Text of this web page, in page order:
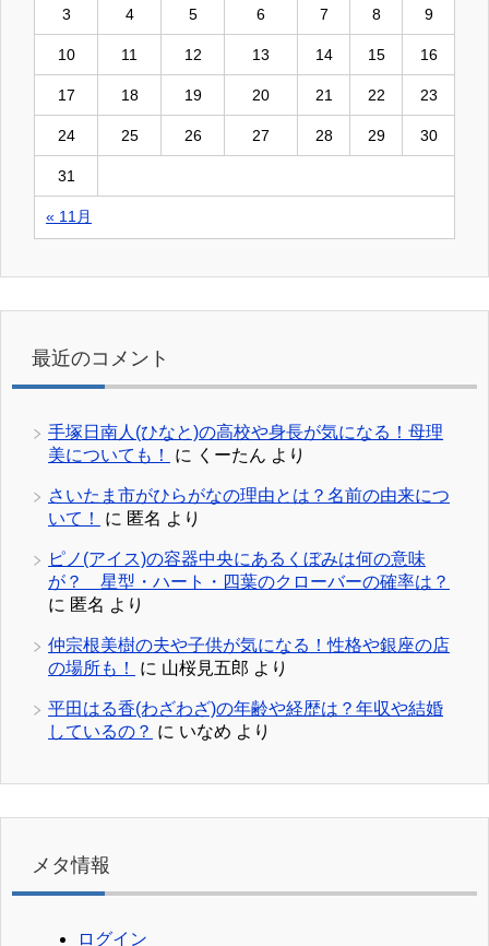
« 11月
3 4 5 6 7 8 9
10 11 12 13 14 15 16
17 18 19 20 21 22 23
24 25 26 27 28 29 30
31
最近のコメント
手塚日南人(ひなと)の高校や身長が気になる！母理
美についても！
に くーたん より
さいたま市がひらがなの理由とは？名前の由来につ
いて！
に 匿名 より
ピノ(アイス)の容器中央にあるくぼみは何の意味
が？ 星型・ハート・四葉のクローバーの確率は？
に 匿名 より
仲宗根美樹の夫や子供が気になる！性格や銀座の店
の場所も！
に 山桜見五郎 より
平田はる香(わざわざ)の年齢や経歴は？年収や結婚
しているの？ に いなめ より
メタ情報
ログイン